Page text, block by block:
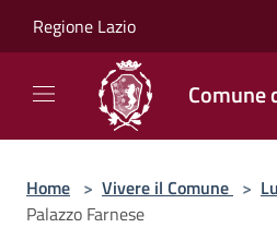
Regione Lazio
Comune
Home > Vivere il Comune >
Palazzo Farnese